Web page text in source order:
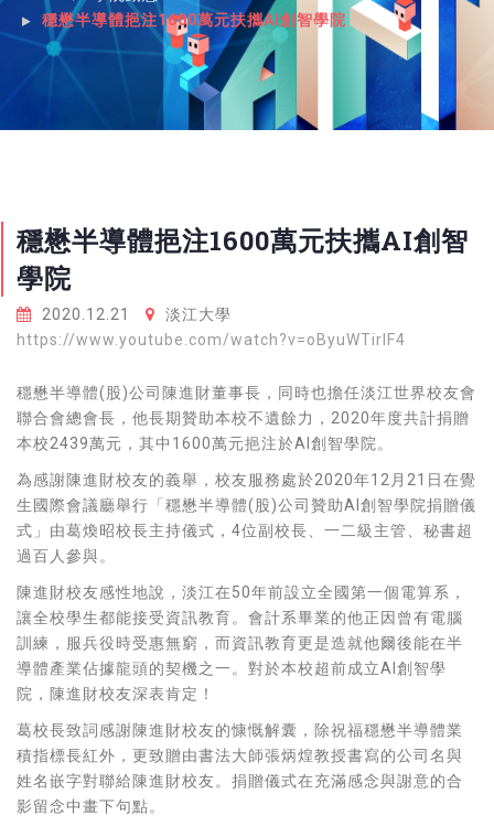
穩懋半導體挹注1600萬元扶攜AI創智學院
穩懋半導體挹注1600萬元扶攜AI創智
學院
2020.12.21
淡江大學
https://www.youtube.com/watch?v=oByuWTirlF4
穩懋半導體(股)公司陳進財董事長，同時也擔任淡江世界校友會
聯合會總會長，他長期贊助本校不遺餘力，2020年度共計捐贈
本校2439萬元，其中1600萬元挹注於AI創智學院。
為感謝陳進財校友的義舉，校友服務處於2020年12月21日在覺
生國際會議廳舉行「穩懋半導體(股)公司贊助AI創智學院捐贈儀
式」由葛煥昭校長主持儀式，4位副校長、一二級主管、秘書超
過百人參與。
陳進財校友感性地說，淡江在50年前設立全國第一個電算系，
讓全校學生都能接受資訊教育。會計系畢業的他正因曾有電腦
訓練，服兵役時受惠無窮，而資訊教育更是造就他爾後能在半
導體產業佔據龍頭的契機之一。對於本校超前成立AI創智學
院，陳進財校友深表肯定！
葛校長致詞感謝陳進財校友的慷慨解囊，除祝福穩懋半導體業
積指標長紅外，更致贈由書法大師張炳煌教授書寫的公司名與
姓名嵌字對聯給陳進財校友。捐贈儀式在充滿感念與謝意的合
影留念中畫下句點。